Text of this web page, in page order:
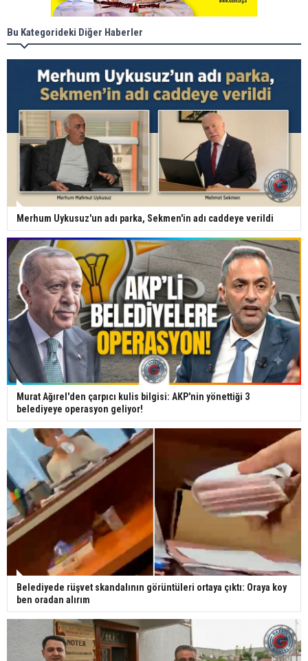
Bu Kategorideki Diğer Haberler
Merhum Uykusuz'un adı parka, Sekmen'in adı caddeye verildi
Murat Ağırel'den çarpıcı kulis bilgisi: AKP'nin yönettiği 3
belediyeye operasyon geliyor!
Belediyede rüşvet skandalının görüntüleri ortaya çıktı: Oraya koy
ben oradan alırım